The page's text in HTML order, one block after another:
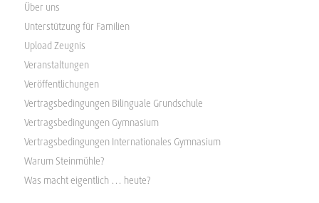
Über uns
Unterstützung für Familien
Upload Zeugnis
Veranstaltungen
Veröffentlichungen
Vertragsbedingungen Bilinguale Grundschule
Vertragsbedingungen Gymnasium
Vertragsbedingungen Internationales Gymnasium
Warum Steinmühle?
Was macht eigentlich … heute?